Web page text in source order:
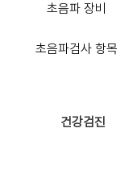
초음파 장비
초음파검사 항목
건강검진